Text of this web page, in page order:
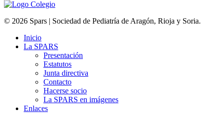
© 2026 Spars | Sociedad de Pediatría de Aragón, Rioja y Soria.
Inicio
La SPARS
Presentación
Estatutos
Junta directiva
Contacto
Hacerse socio
La SPARS en imágenes
Enlaces